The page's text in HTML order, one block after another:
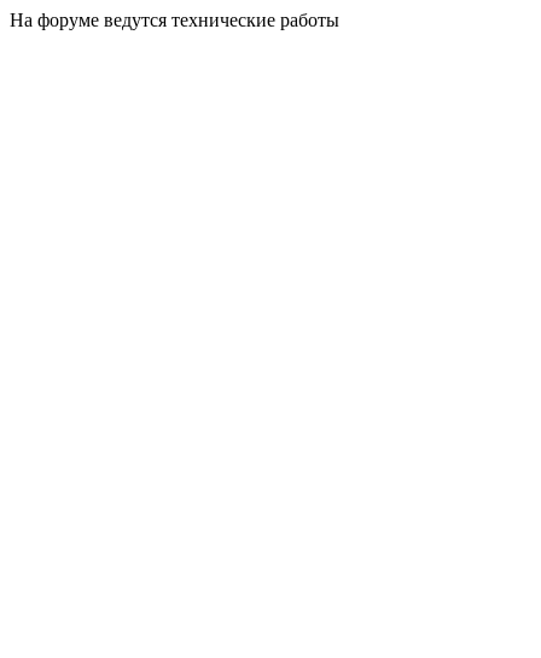
На форуме ведутся технические работы